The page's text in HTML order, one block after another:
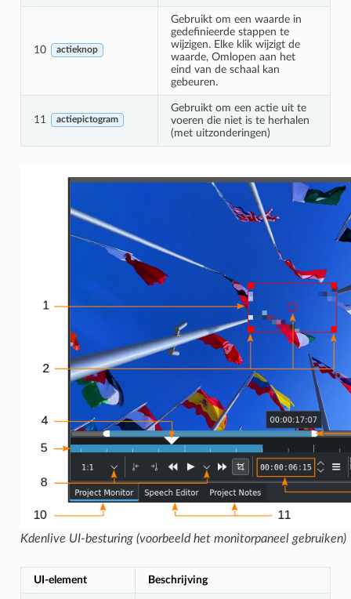
10 actieknop
Gebruikt om een waarde in
gedefinieerde stappen te
wijzigen. Elke klik wijzigt de
waarde, Omlopen aan het
eind van de schaal kan
gebeuren.
11 actiepictogram
Gebruikt om een actie uit te
voeren die niet is te herhalen
(met uitzonderingen)
Kdenlive UI-besturing (voorbeeld het monitorpaneel gebruiken)
UI-element Beschrijving